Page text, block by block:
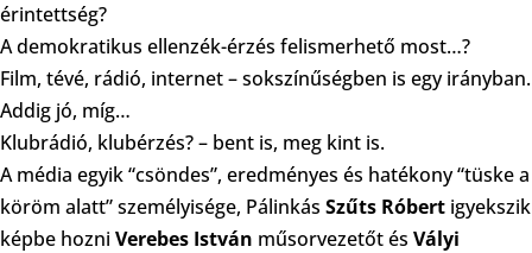
érintettség?
A demokratikus ellenzék-érzés felismerhető most…?
Film, tévé, rádió, internet – sokszínűségben is egy irányban.
Addig jó, míg…
Klubrádió, klubérzés? – bent is, meg kint is.
A média egyik “csöndes”, eredményes és hatékony “tüske a
köröm alatt” személyisége, Pálinkás Szűts Róbert igyekszik
képbe hozni Verebes István műsorvezetőt és Vályi